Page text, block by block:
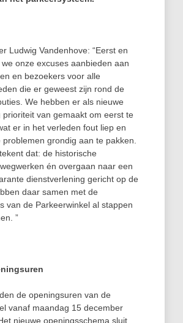
Ludwig Vandenhove: “Eerst en
onze excuses aanbieden aan
en bezoekers voor alle
die er geweest zijn rond de
We hebben er als nieuwe
prioriteit van gemaakt om eerst te
er in het verleden fout liep en
grondig aan te pakken.
dat: de historische
én overgaan naar een
dienstverlening gericht op de
daar samen met de
van de Parkeerwinkel al stappen
”
de openingsuren van de
vanaf maandag 15 december
nieuwe openingsschema sluit